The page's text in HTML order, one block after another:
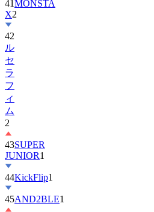
42
ル
セ
ラ
フ
ィ
ム
2
43
JUNIOR
44KickFlip
45AND2BLE
46TWICE1